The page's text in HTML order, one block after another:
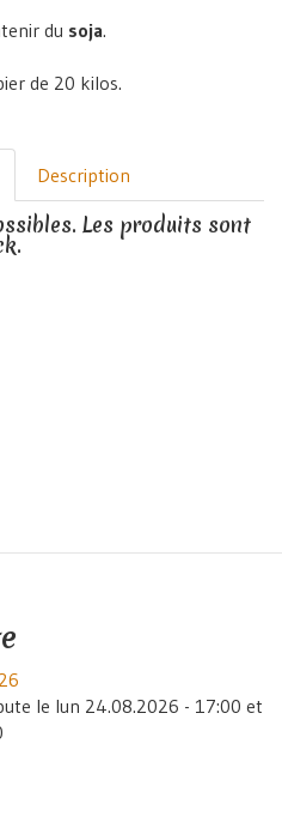
du soja.
de 20 kilos.
Description
Les produits sont
le lun 24.08.2026 - 17:00 et